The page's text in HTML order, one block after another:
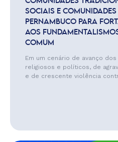
SOCIAIS E COMUNIDADES
PERNAMBUCO PARA
AOS
COMUM
Em um cenário de avanço
religiosos e políticos, de
e de crescente violência